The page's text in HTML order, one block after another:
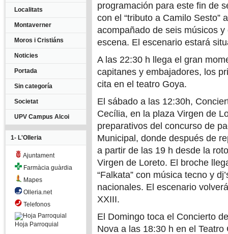
Localitats
Montaverner
Moros i Cristiáns
Noticies
Portada
Sin categoría
Societat
UPV Campus Alcoi
1- L'Olleria
Ajuntament
Farmàcia guàrdia
Mapes
Olleria.net
Telefonos
Hoja Parroquial
programación para este fin de
con el “tributo a Camilo Sesto”
acompañado de seis músicos
escena. El escenario estará
A las 22:30 h llega el gran
capitanes y embajadores, los
cita en el teatro Goya.
El sábado a las 12:30h,
Cecília, en la plaza Virgen de
preparativos del concurso de
Municipal, donde después de
a partir de las 19 h desde la
Virgen de Loreto. El broche
“Falkata” con música tecno y
nacionales. El escenario
XXIII.
El Domingo toca el Concierto
Nova a las 18:30 h en el